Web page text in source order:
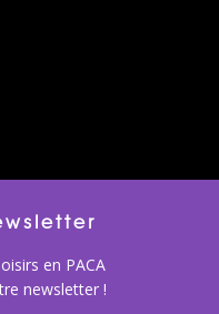
en PACA
newsletter !